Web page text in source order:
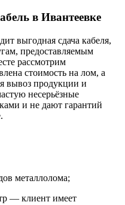
в Ивантеевке
выгодная сдача кабеля,
предоставляемым
рассмотрим
стоимость на лом, а
вывоз продукции и
несерьёзные
и не дают гарантий
металлолома;
— клиент имеет